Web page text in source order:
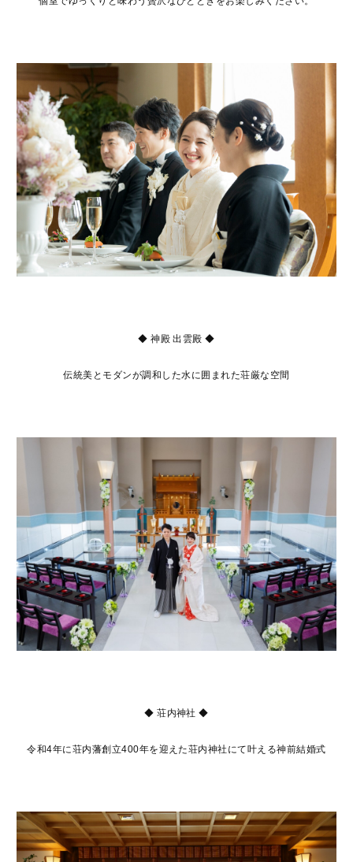
◆ 神殿 出雲殿 ◆
伝統美とモダンが調和した水に囲まれた荘厳な空間
◆ 荘内神社 ◆
令和4年に荘内藩創立400年を迎えた荘内神社にて叶える神前結婚式